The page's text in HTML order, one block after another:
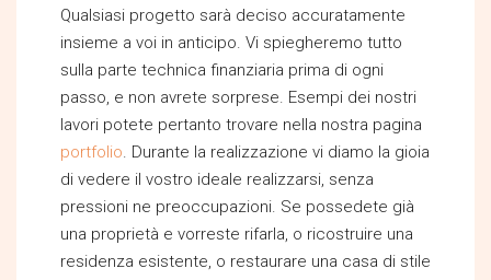
Qualsiasi progetto sarà deciso accuratamente
insieme a voi in anticipo. Vi spiegheremo tutto
sulla parte technica finanziaria prima di ogni
passo, e non avrete sorprese. Esempi dei nostri
lavori potete pertanto trovare nella nostra pagina
portfolio. Durante la realizzazione vi diamo la gioia
di vedere il vostro ideale realizzarsi, senza
pressioni ne preoccupazioni. Se possedete già
una proprietà e vorreste rifarla, o ricostruire una
residenza esistente, o restaurare una casa di stile